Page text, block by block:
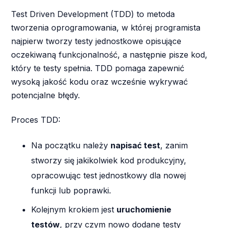
Test Driven Development (TDD) to metoda
tworzenia oprogramowania, w której programista
najpierw tworzy testy jednostkowe opisujące
oczekiwaną funkcjonalność, a następnie pisze kod,
który te testy spełnia. TDD pomaga zapewnić
wysoką jakość kodu oraz wcześnie wykrywać
potencjalne błędy.
Proces TDD:
Na początku należy napisać test, zanim
stworzy się jakikolwiek kod produkcyjny,
opracowując test jednostkowy dla nowej
funkcji lub poprawki.
Kolejnym krokiem jest uruchomienie
testów, przy czym nowo dodane testy